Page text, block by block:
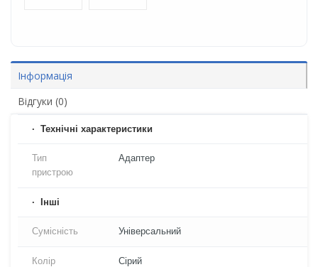
Інформація
Відгуки (0)
Технічні характеристики
Тип
пристрою
Адаптер
Iнші
Сумісність Універсальний
Колір Сірий